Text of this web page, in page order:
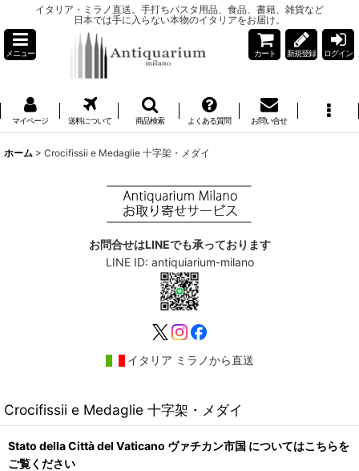
イタリア・ミラノ直送。手打ちパスタ用品、食品、書籍、雑貨など
日本では手に入らない本物のイタリアをお届け。
メニュー カート 新規登録 ログイン
マイページ 送料について 商品検索 よくある質問 お問い合せ
ホーム > Crocifissii e Medaglie 十字架・メダイ
お問合せはLINEでも承っております
LINE ID: antiquiarium-milano
イタリア ミラノから直送
Crocifissii e Medaglie 十字架・メダイ
Stato della Città del Vaticano ヴァチカン市国 についてはこちらを
ご覧ください